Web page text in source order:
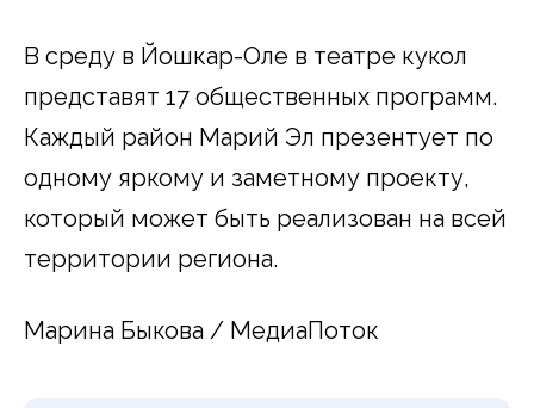
В среду в Йошкар-Оле в театре кукол
представят 17 общественных программ.
Каждый район Марий Эл презентует по
одному яркому и заметному проекту,
который может быть реализован на всей
территории региона.
Марина Быкова / МедиаПоток